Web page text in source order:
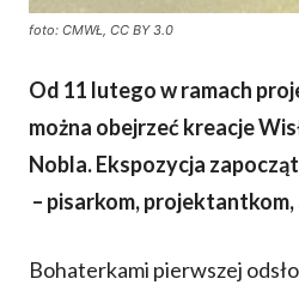
foto: CMWŁ, CC BY 3.0
Od 11 lutego w ramach
można obejrzeć kreacje
Nobla. Ekspozycja
– pisarkom,
Bohaterkami pierwszej